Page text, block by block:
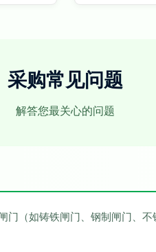
采购常见问题
解答您最关心的问题
（如铸铁闸门、钢制闸门、